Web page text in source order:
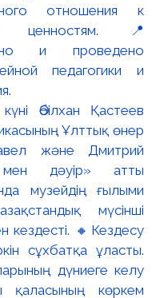
отношения к
ценностям. 📍
и проведено
педагогики и